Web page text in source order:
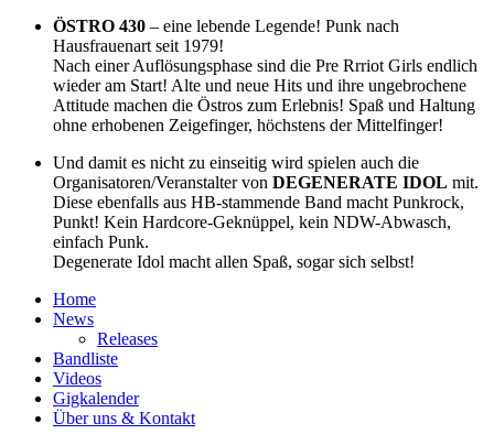
ÖSTRO 430 – eine lebende Legende! Punk nach
Hausfrauenart seit 1979!
Nach einer Auflösungsphase sind die Pre Rrriot Girls endlich
wieder am Start! Alte und neue Hits und ihre ungebrochene
Attitude machen die Östros zum Erlebnis! Spaß und Haltung
ohne erhobenen Zeigefinger, höchstens der Mittelfinger!
Und damit es nicht zu einseitig wird spielen auch die
Organisatoren/Veranstalter von DEGENERATE IDOL mit.
Diese ebenfalls aus HB-stammende Band macht Punkrock,
Punkt! Kein Hardcore-Geknüppel, kein NDW-Abwasch,
einfach Punk.
Degenerate Idol macht allen Spaß, sogar sich selbst!
Home
News
Releases
Bandliste
Videos
Gigkalender
Über uns & Kontakt